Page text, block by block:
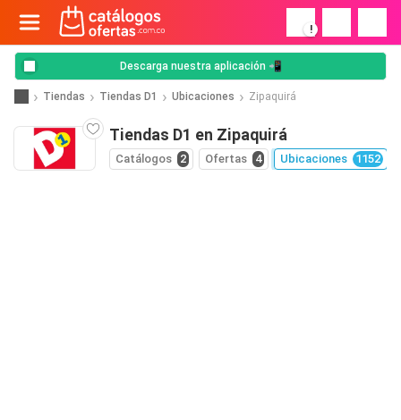
!
Descarga nuestra aplicación 📲
Tiendas Tiendas D1 Ubicaciones Zipaquirá
Tiendas D1 en Zipaquirá
Catálogos 2 Ofertas 4 Ubicaciones 1152